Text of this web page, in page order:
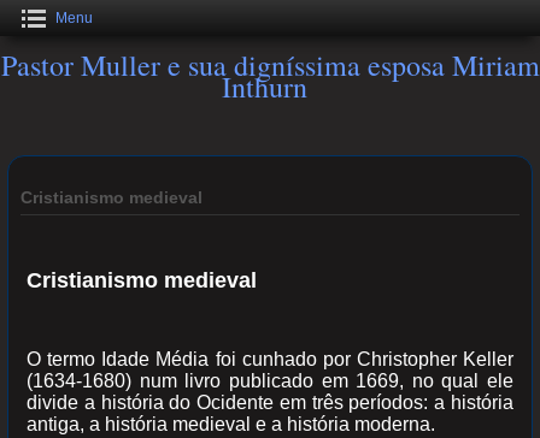
Menu
Pastor Muller e sua digníssima esposa Miriam
Inthurn
Cristianismo medieval
Cristianismo medieval
O termo Idade Média foi cunhado por Christopher Keller
(1634-1680) num livro publicado em 1669, no qual ele
divide a história do Ocidente em três períodos: a história
antiga, a história medieval e a história moderna.